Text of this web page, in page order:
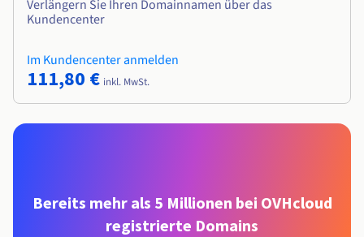
Verlängern Sie Ihren Domainnamen über das
Kundencenter
Im Kundencenter anmelden
111,80 € inkl. MwSt.
Bereits mehr als 5 Millionen bei OVHcloud
registrierte Domains